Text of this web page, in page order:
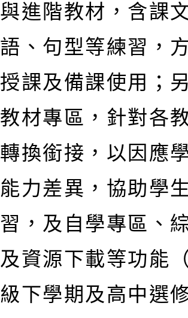
與進階教材，含課
語、句型等練習，
授課及備課使用；
教材專區，針對各
轉換銜接，以因應
能力差異，協助學
習，及自學專區、
及資源下載等功能
級下學期及高中選